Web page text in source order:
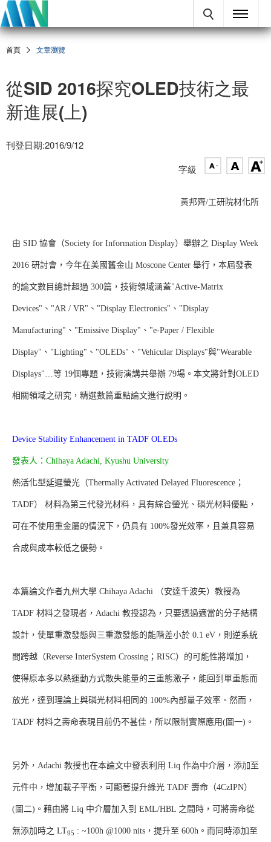
首頁 文章瀏覽
從SID 2016探究OLED技術之最
新進展(上)
刊登日期:2016/9/12
字級
黃邦齊/工研院材化所
由 SID 協會（Society for Information Display）舉辦之 Display Week
2016 研討會，今年在美國舊金山 Moscone Center 舉行，本屆發表
的論文數目總計超過 300篇，技術領域涵蓋"Active-Matrix
Devices"、"AR / VR"、"Display Electronics"、"Display
Manufacturing"、"Emissive Display"、"e-Paper / Flexible
Display"、"Lighting"、"OLEDs"、"Vehicular Displays"與"Wearable
Displays"…等 19個專題，技術演講共舉辦 79場。本文將針對OLED
相關領域之研究，精選數篇重點論文進行說明。
Device Stability Enhancement in TADF OLEDs
發表人：Chihaya Adachi, Kyushu University
熱活化型延遲螢光（Thermally Activated Delayed Fluorescence；
TADF） 材料為第三代發光材料，具有綜合螢光、磷光材料優點，
可在不使用重金屬的情況下，仍具有 100%發光效率，且兼具容易
合成與成本較低之優勢。
本篇論文作者九州大學 Chihaya Adachi （安達千波矢）教授為
TADF 材料之發現者，Adachi 教授認為，只要透過適當的分子結構
設計，使單重激發態與三重激發態的能階差小於 0.1 eV，則逆系統
間跨越（Reverse InterSystem Crossing；RISC）的可能性將增加，
使得原本多以熱運動方式散失能量的三重態激子，能回到單重態而
放光，達到理論上與磷光材料相同的 100%內部量子效率。然而，
TADF 材料之壽命表現目前仍不甚佳，所以限制實際應用(圖一)。
另外，Adachi 教授也在本論文中發表利用 Liq 作為中介層，添加至
元件中，增加載子平衡，可顯著提升綠光 TADF 壽命（4CzIPN）
(圖二)。藉由將 Liq 中介層加入到 EML/HBL 之間時，可將壽命從
無添加時之 LT95 : ~100h @1000 nits，提升至 600h。而同時添加至